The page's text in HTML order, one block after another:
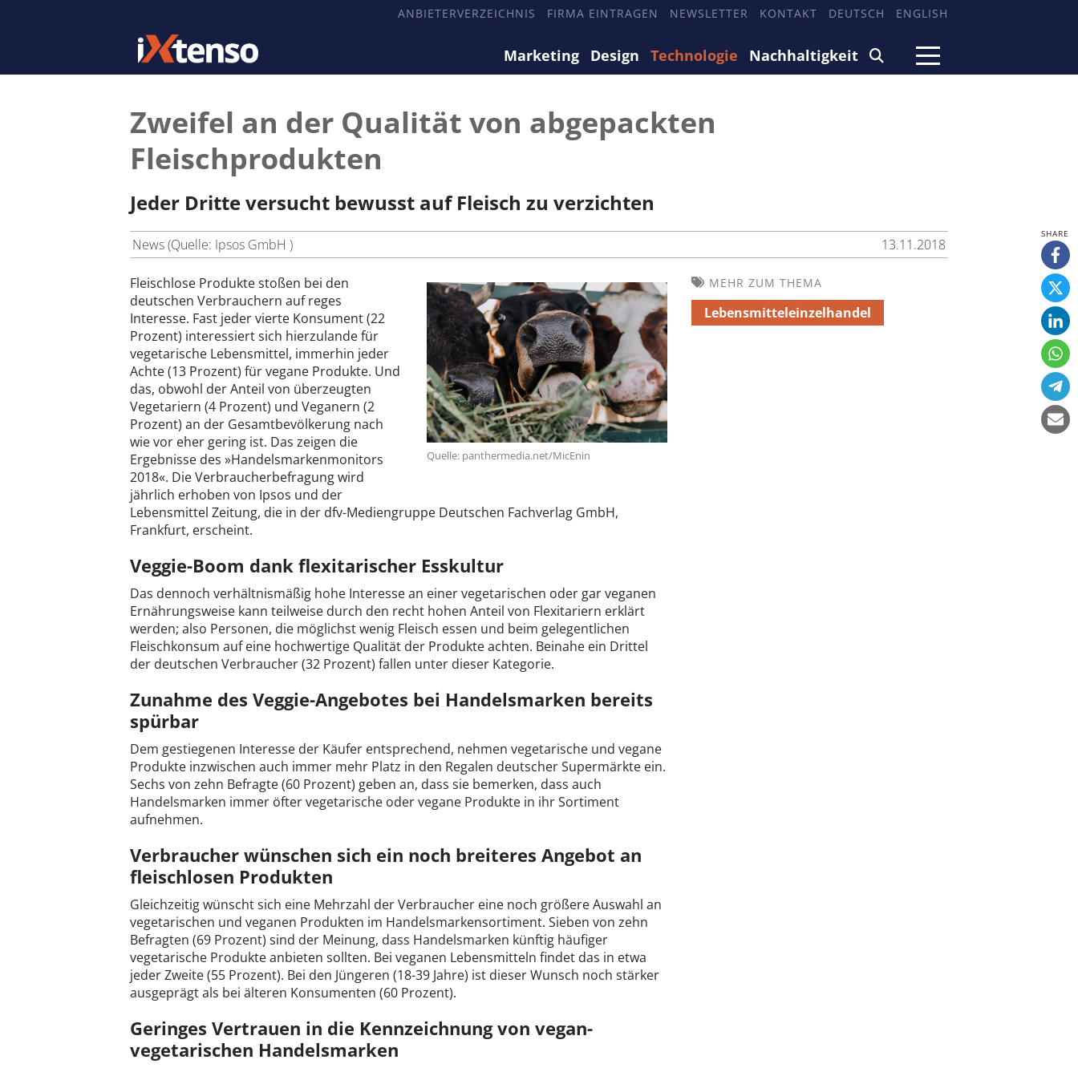
ANBIETERVERZEICHNIS FIRMA EINTRAGEN NEWSLETTER KONTAKT DEUTSCH ENGLISH
Marketing Design Technologie Nachhaltigkeit
Zweifel an der Qualität von abgepackten
Fleischprodukten
Jeder Dritte versucht bewusst auf Fleisch zu verzichten
News (Quelle: Ipsos GmbH ) 13.11.2018
Quelle: panthermedia.net/MicEnin
Fleischlose Produkte stoßen bei den
deutschen Verbrauchern auf reges
Interesse. Fast jeder vierte Konsument (22
Prozent) interessiert sich hierzulande für
vegetarische Lebensmittel, immerhin jeder
Achte (13 Prozent) für vegane Produkte. Und
das, obwohl der Anteil von überzeugten
Vegetariern (4 Prozent) und Veganern (2
Prozent) an der Gesamtbevölkerung nach
wie vor eher gering ist. Das zeigen die
Ergebnisse des »Handelsmarkenmonitors
2018«. Die Verbraucherbefragung wird
jährlich erhoben von Ipsos und der
Lebensmittel Zeitung, die in der dfv-Mediengruppe Deutschen Fachverlag GmbH,
Frankfurt, erscheint.
Veggie-Boom dank flexitarischer Esskultur
Das dennoch verhältnismäßig hohe Interesse an einer vegetarischen oder gar veganen
Ernährungsweise kann teilweise durch den recht hohen Anteil von Flexitariern erklärt
werden; also Personen, die möglichst wenig Fleisch essen und beim gelegentlichen
Fleischkonsum auf eine hochwertige Qualität der Produkte achten. Beinahe ein Drittel
der deutschen Verbraucher (32 Prozent) fallen unter dieser Kategorie.
Zunahme des Veggie-Angebotes bei Handelsmarken bereits
spürbar
Dem gestiegenen Interesse der Käufer entsprechend, nehmen vegetarische und vegane
Produkte inzwischen auch immer mehr Platz in den Regalen deutscher Supermärkte ein.
Sechs von zehn Befragte (60 Prozent) geben an, dass sie bemerken, dass auch
Handelsmarken immer öfter vegetarische oder vegane Produkte in ihr Sortiment
aufnehmen.
Verbraucher wünschen sich ein noch breiteres Angebot an
fleischlosen Produkten
Gleichzeitig wünscht sich eine Mehrzahl der Verbraucher eine noch größere Auswahl an
vegetarischen und veganen Produkten im Handelsmarkensortiment. Sieben von zehn
Befragten (69 Prozent) sind der Meinung, dass Handelsmarken künftig häufiger
vegetarische Produkte anbieten sollten. Bei veganen Lebensmitteln findet das in etwa
jeder Zweite (55 Prozent). Bei den Jüngeren (18-39 Jahre) ist dieser Wunsch noch stärker
ausgeprägt als bei älteren Konsumenten (60 Prozent).
Geringes Vertrauen in die Kennzeichnung von vegan-
vegetarischen Handelsmarken
MEHR ZUM THEMA
Lebensmitteleinzelhandel